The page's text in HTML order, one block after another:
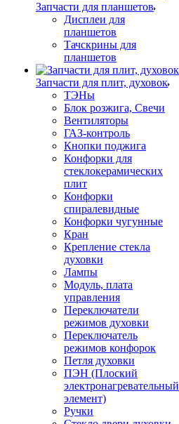
Запчасти для планшетов
Дисплеи для
планшетов
Тачскрины для
планшетов
Запчасти для плит, духовок
ТЭНы
Блок розжига, Свечи
Вентиляторы
ГАЗ-контроль
Кнопки поджига
Конфорки для
стеклокерамических
плит
Конфорки
спиралевидные
Конфорки чугунные
Кран
Крепление стекла
духовки
Лампы
Модуль, плата
управления
Переключатели
режимов духовки
Переключатель
режимов конфорок
Петля духовки
ПЭН (Плоский
электронагревательный
элемент)
Ручки